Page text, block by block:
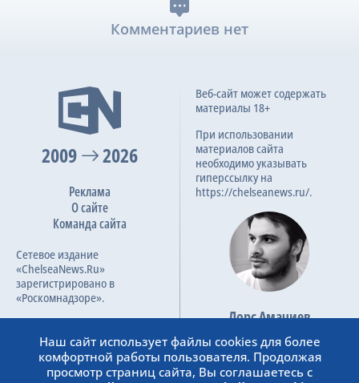
Комментариев нет
2009 2026
Реклама
О сайте
Команда сайта
Сетевое издание
«ChelseaNews.Ru»
зарегистрировано в
«Роскомнадзоре».
ФС 77 – 87138.
Веб-сайт может содержать
материалы 18+
При использовании
материалов сайта
необходимо указывать
гиперссылку на
https://chelseanews.ru/.
Лорс Амачиев
Основатель сайта
admin@chelseanews.ru
https://www.linkedin.com/
Наш сайт использует файлы cookies для более
комфортной работы пользователя. Продолжая
просмотр страниц сайта, Вы соглашаетесь с